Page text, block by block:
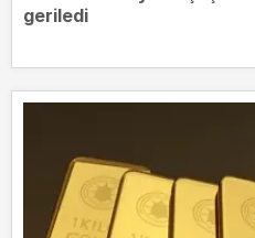
geriledi